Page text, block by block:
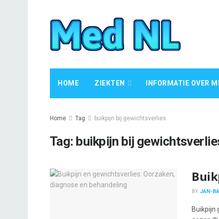
HOME ZIEKTEN INFORMATIE OVER
Home Tag buikpijn bij gewichtsverlies
Tag: buikpijn bij
BY JAN-
Buikpijn